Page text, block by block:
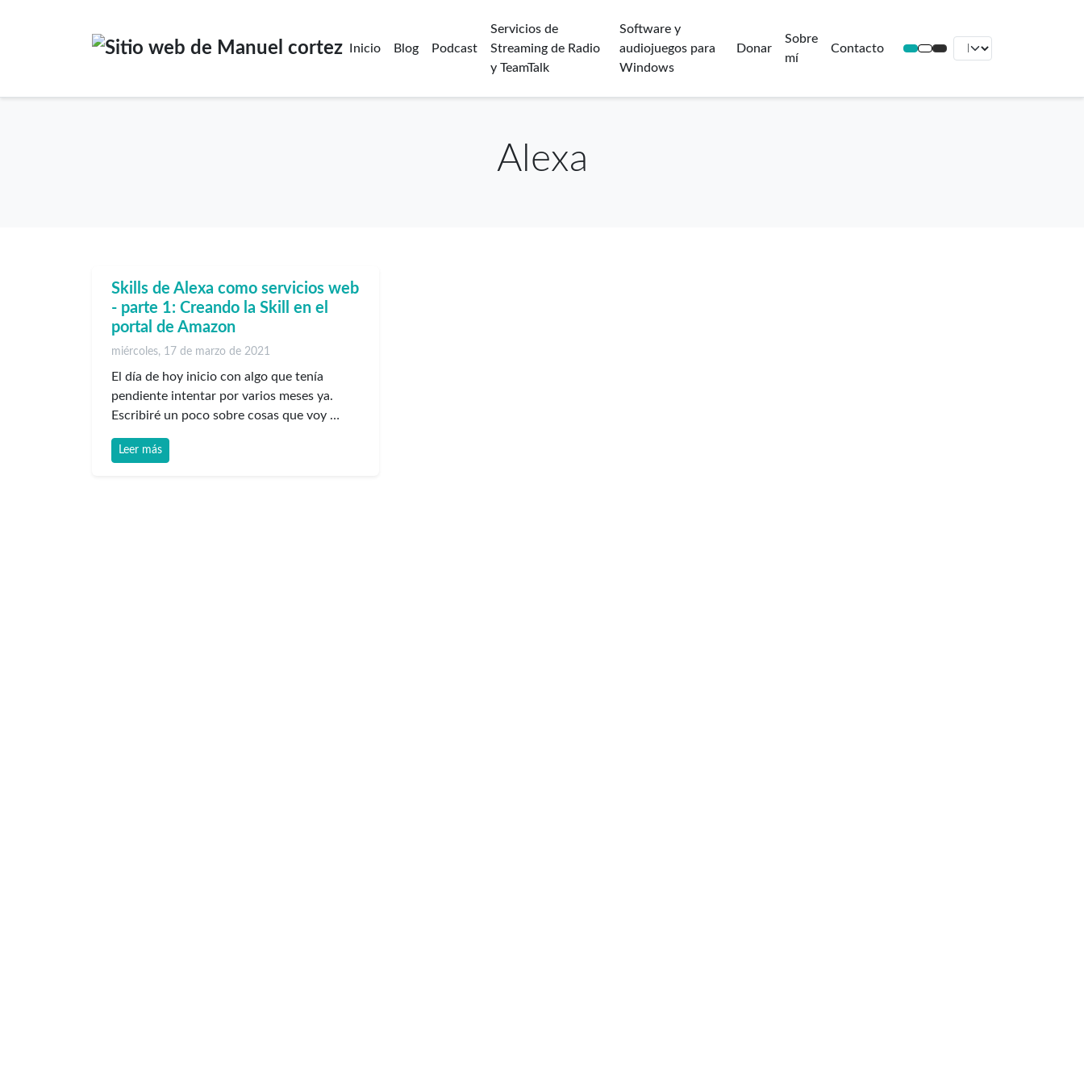
Inicio Blog Podcast
Servicios de
Streaming de Radio
y TeamTalk
Software y
audiojuegos para
Windows
Donar
Sobre
mí
Contacto
Alexa
Skills de Alexa como servicios web
- parte 1: Creando la Skill en el
portal de Amazon
miércoles, 17 de marzo de 2021
El día de hoy inicio con algo que tenía
pendiente intentar por varios meses ya.
Escribiré un poco sobre cosas que voy …
Leer más